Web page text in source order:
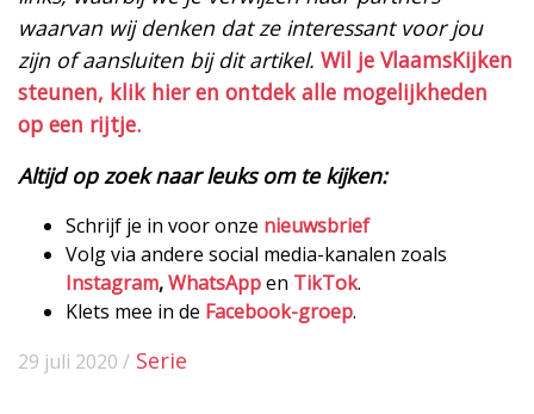
waarvan wij denken dat ze interessant voor jou
zijn of aansluiten bij dit artikel. Wil je VlaamsKijken
steunen, klik hier en ontdek alle mogelijkheden
op een rijtje.
Altijd op zoek naar leuks om te kijken:
Schrijf je in voor onze nieuwsbrief
Volg via andere social media-kanalen zoals
Instagram,WhatsAppen TikTok.
Klets mee in de Facebook-groep.
29 juli 2020 / Serie